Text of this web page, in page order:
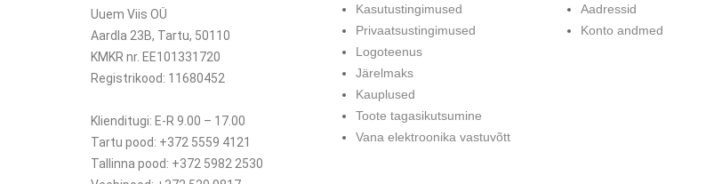
Uuem Viis OÜ
Aardla 23B, Tartu, 50110
KMKR nr. EE101331720
Registrikood: 11680452
Klienditugi: E-R 9.00 – 17.00
Tartu pood: +372 5559 4121
Tallinna pood: +372 5982 2530
Kasutustingimused
Privaatsustingimused
Logoteenus
Järelmaks
Kauplused
Toote tagasikutsumine
Vana elektroonika vastuvõtt
Aadressid
Konto andmed